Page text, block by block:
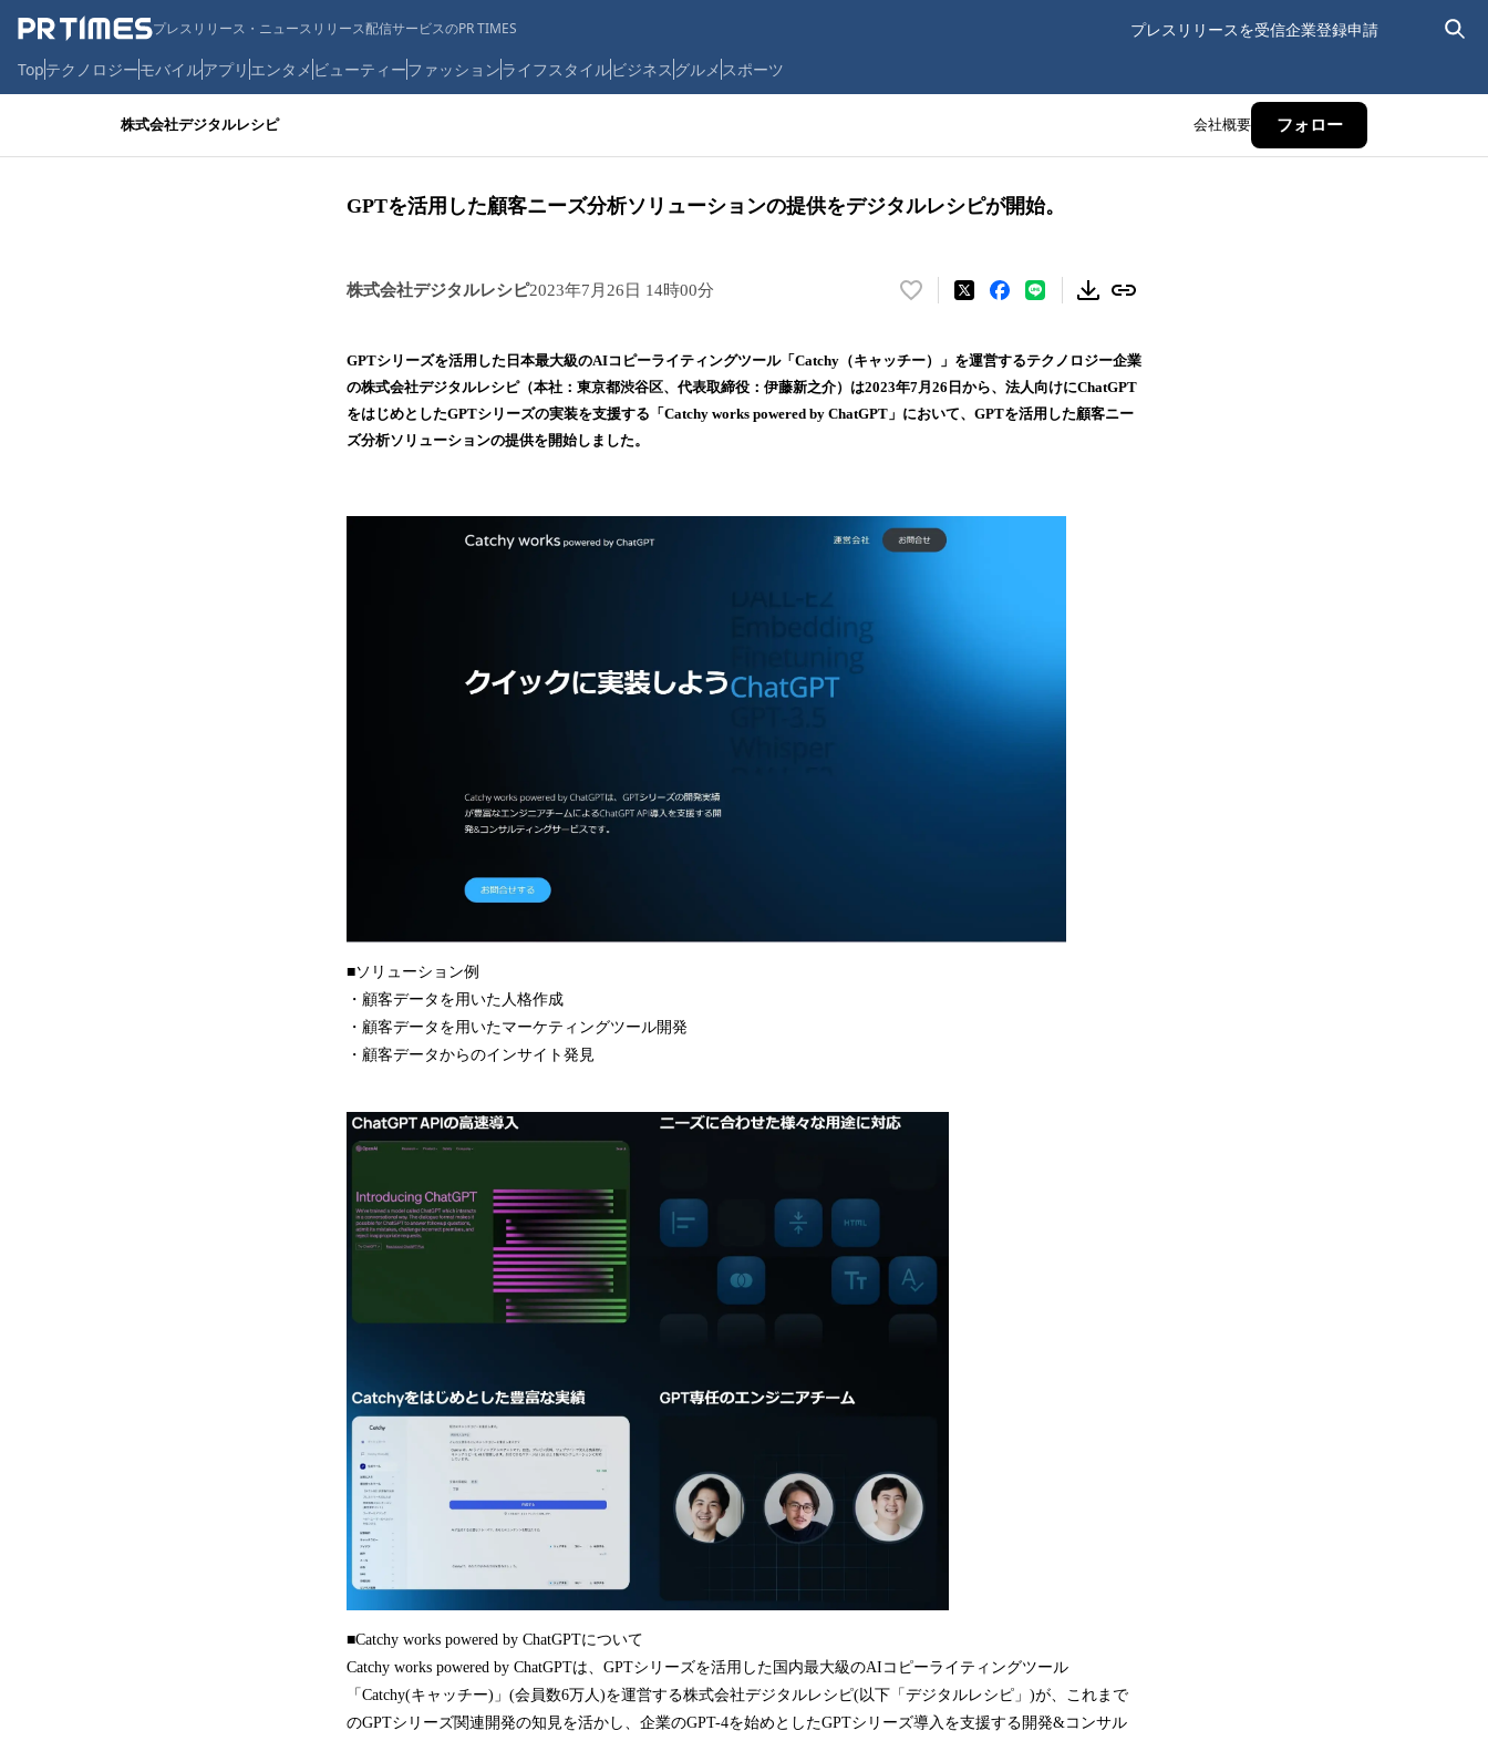
プレスリリース・ニュースリリース配信サービスのPR TIMES プレスリリースを受信企業登録申請
Topテクノロジーモバイルアプリ エンタメ ビューティーファッションライフスタイルビジネス グルメ スポーツ
株式会社デジタルレシピ 会社概要 フォロー
GPTを活用した顧客ニーズ分析ソリューションの提供をデジタルレシピが開始。
株式会社デジタルレシピ2023年7月26日 14時00分
い
！
数
を
中
で
GPTシリーズを活用した日本最大級のAIコピーライティングツール「Catchy（キャッチー）」を運営するテクノロジー企業
の株式会社デジタルレシピ（本社：東京都渋谷区、代表取締役：伊藤新之介）は2023年7月26日から、法人向けにChatGPT
をはじめとしたGPTシリーズの実装を支援する「Catchy works powered by ChatGPT」において、GPTを活用した顧客ニー
ズ分析ソリューションの提供を開始しました。
■ソリューション例
・顧客データを用いた人格作成
・顧客データを用いたマーケティングツール開発
・顧客データからのインサイト発見
■Catchy works powered by ChatGPTについて
Catchy works powered by ChatGPTは、GPTシリーズを活用した国内最大級のAIコピーライティングツール
「Catchy(キャッチー)」(会員数6万人)を運営する株式会社デジタルレシピ(以下「デジタルレシピ」)が、これまで
のGPTシリーズ関連開発の知見を活かし、企業のGPT-4を始めとしたGPTシリーズ導入を支援する開発&コンサル